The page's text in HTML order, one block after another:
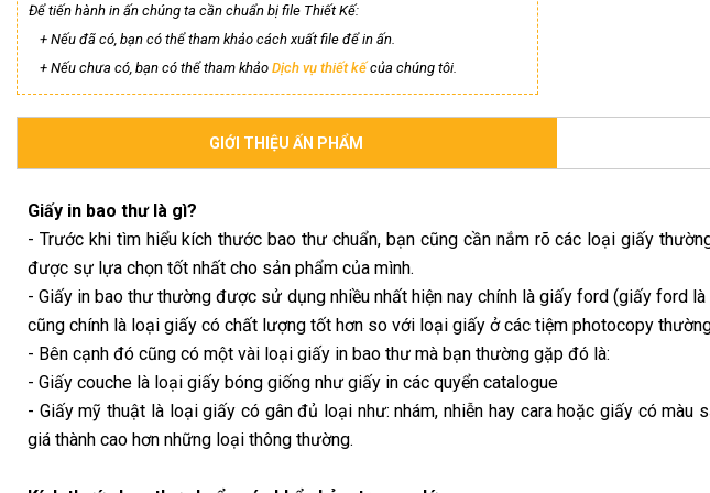
Để tiến hành in ấn chúng ta cần chuẩn bị file Thiết Kế:
+ Nếu đã có, bạn có thể tham khảo cách xuất file để in ấn.
+ Nếu chưa có, bạn có thể tham khảo Dịch vụ thiết kếcủa chúng tôi.
GIỚI THIỆU ẤN PHẨM
Giấy in bao thư là gì?
- Trước khi tìm hiểu kích thước bao thư chuẩn, bạn cũng cần nắm rõ các loại giấy
được sự lựa chọn tốt nhất cho sản phẩm của mình.
- Giấy in bao thư thường được sử dụng nhiều nhất hiện nay chính là giấy ford (giấy ford
cũng chính là loại giấy có chất lượng tốt hơn so với loại giấy ở các tiệm photocopy
- Bên cạnh đó cũng có một vài loại giấy in bao thư mà bạn thường gặp đó là:
- Giấy couche là loại giấy bóng giống như giấy in các quyển catalogue
- Giấy mỹ thuật là loại giấy có gân đủ loại như: nhám, nhiễn hay cara hoặc giấy có
giá thành cao hơn những loại thông thường.